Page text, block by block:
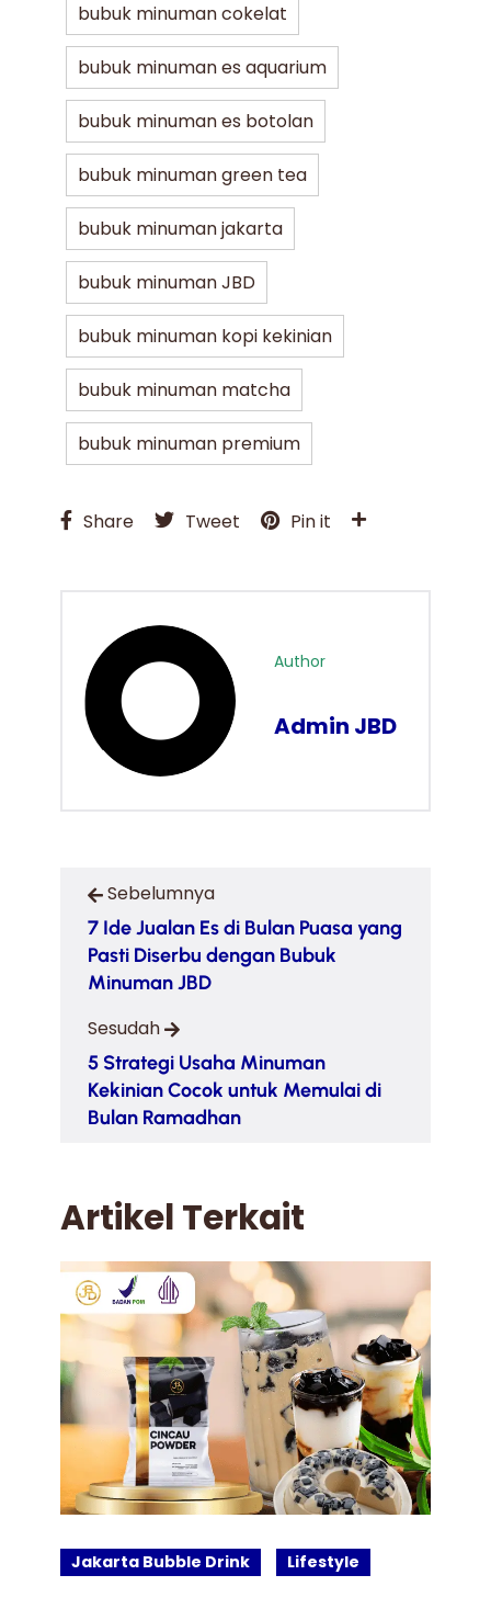
bubuk minuman cokelat
bubuk minuman es aquarium
bubuk minuman es botolan
bubuk minuman green tea
bubuk minuman jakarta
bubuk minuman JBD
bubuk minuman kopi kekinian
bubuk minuman matcha
bubuk minuman premium
Share Tweet Pin it
Author
Admin JBD
Sebelumnya
7 Ide Jualan Es di Bulan Puasa yang
Pasti Diserbu dengan Bubuk
Minuman JBD
Sesudah
5 Strategi Usaha Minuman
Kekinian Cocok untuk Memulai di
Bulan Ramadhan
Artikel Terkait
Jakarta Bubble Drink Lifestyle